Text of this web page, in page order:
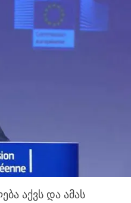
აქვს და ამას